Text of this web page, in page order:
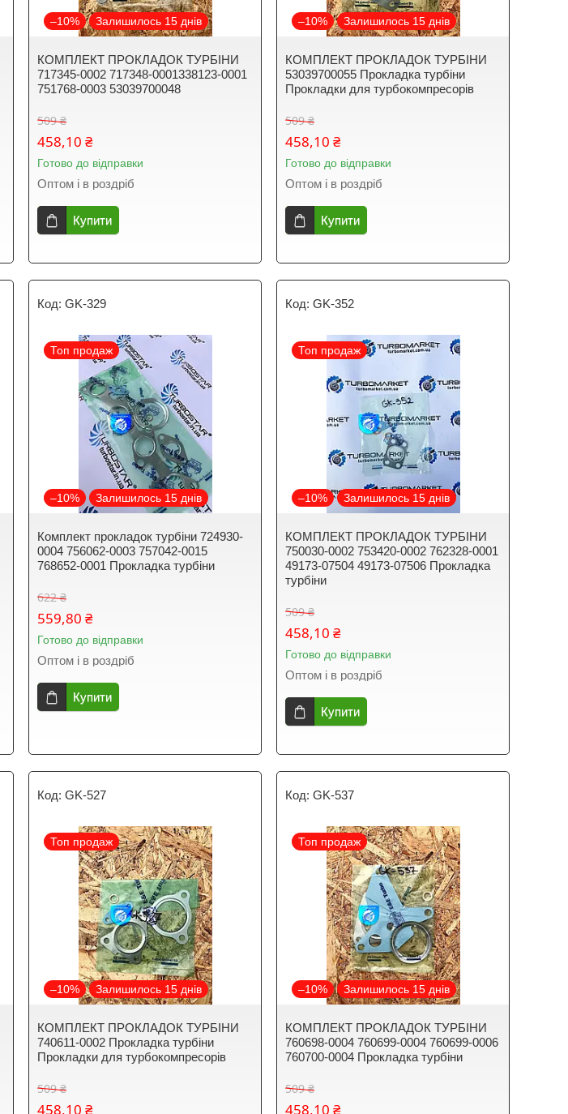
–10% Залишилось 15 днів
КОМПЛЕКТ ПРОКЛАДОК ТУРБІНИ
717345-0002 717348-0001338123-0001
751768-0003 53039700048
509 ₴
458,10 ₴
Готово до відправки
Оптом і в роздріб
Купити
–10% Залишилось 15 днів
КОМПЛЕКТ ПРОКЛАДОК ТУРБІНИ
53039700055 Прокладка турбіни
Прокладки для турбокомпресорів
509 ₴
458,10 ₴
Готово до відправки
Оптом і в роздріб
Купити
GK-329
Топ продаж
–10% Залишилось 15 днів
Комплект прокладок турбіни 724930-
0004 756062-0003 757042-0015
768652-0001 Прокладка турбіни
622 ₴
559,80 ₴
Готово до відправки
Оптом і в роздріб
Купити
GK-352
Топ продаж
–10% Залишилось 15 днів
КОМПЛЕКТ ПРОКЛАДОК ТУРБІНИ
750030-0002 753420-0002 762328-0001
49173-07504 49173-07506 Прокладка
турбіни
509 ₴
458,10 ₴
Готово до відправки
Оптом і в роздріб
Купити
GK-527
Топ продаж
–10% Залишилось 15 днів
КОМПЛЕКТ ПРОКЛАДОК ТУРБІНИ
740611-0002 Прокладка турбіни
Прокладки для турбокомпресорів
509 ₴
458,10 ₴
GK-537
Топ продаж
–10% Залишилось 15 днів
КОМПЛЕКТ ПРОКЛАДОК ТУРБІНИ
760698-0004 760699-0004 760699-0006
760700-0004 Прокладка турбіни
509 ₴
458,10 ₴